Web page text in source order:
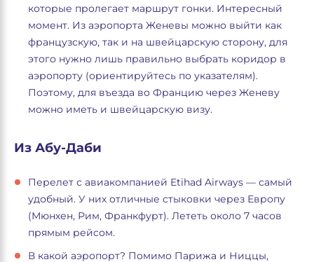
которые пролегает маршрут гонки. Интересный
момент. Из аэропорта Женевы можно выйти как
французскую, так и на швейцарскую сторону, для
этого нужно лишь правильно выбрать коридор в
аэропорту (ориентируйтесь по указателям).
Поэтому, для въезда во Францию через Женеву
можно иметь и швейцарскую визу.
Из Абу-Даби
Перелет с авиакомпанией Etihad Airways — самый
удобный. У них отличные стыковки через Европу
(Мюнхен, Рим, Франкфурт). Лететь около 7 часов
прямым рейсом.
В какой аэропорт? Помимо Парижа и Ниццы,